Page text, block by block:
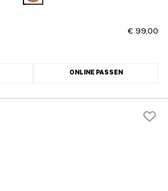
€ 99,00
ONLINE PASSEN